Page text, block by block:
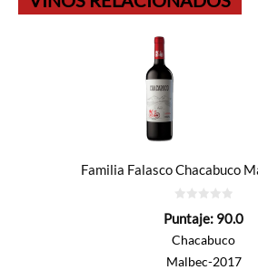
Familia Falasco Chacabuco
de
Puntaje: 90.0
Chacabuco
Malbec-2017